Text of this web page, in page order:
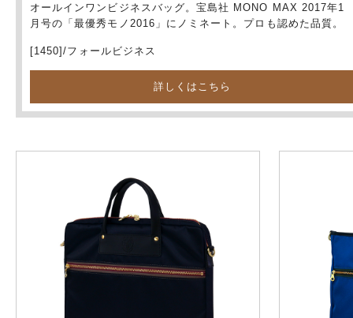
オールインワンビジネスバッグ。宝島社 MONO MAX 2017年1
月号の「最優秀モノ2016」にノミネート。プロも認めた品質。
[1450]/フォールビジネス
詳しくはこちら